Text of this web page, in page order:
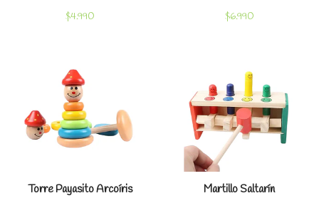
$4.990 $6.990
Torre Payasito Arcoíris Martillo Saltarín